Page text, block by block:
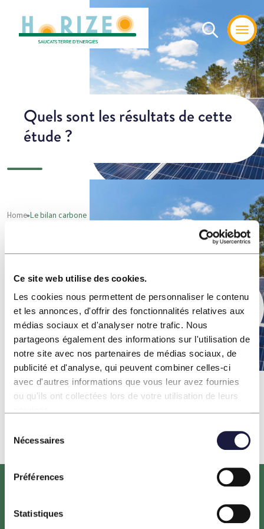
Ce site web utilise des cookies.
Les cookies nous permettent de personnaliser le contenu
et les annonces, d'offrir des fonctionnalités relatives aux
médias sociaux et d'analyser notre trafic. Nous
partageons également des informations sur l'utilisation de
notre site avec nos partenaires de médias sociaux, de
publicité et d'analyse, qui peuvent combiner celles-ci
avec d'autres informations que vous leur avez fournies
ou qu'ils ont collectées lors de votre utilisation de leurs
Nécessaires
Préférences
Statistiques
Quels sont les résultats de cette
étude ?
Home»Le bilan carbone
Prévoyez-vous de réaliser un
bilan carbone ?
Home »Le bilan carbone